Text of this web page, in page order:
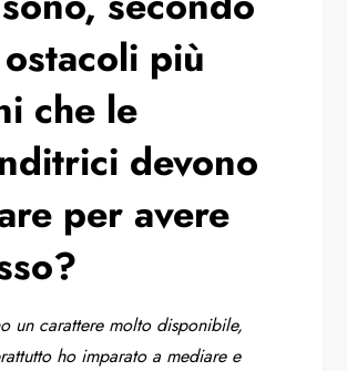
più
che le
devono
per avere
un carattere molto disponibile,
ho imparato a mediare e